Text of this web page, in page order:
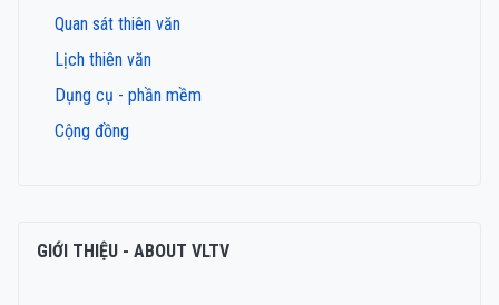
Quan sát thiên văn
Lịch thiên văn
Dụng cụ - phần mềm
Cộng đồng
GIỚI THIỆU - ABOUT VLTV